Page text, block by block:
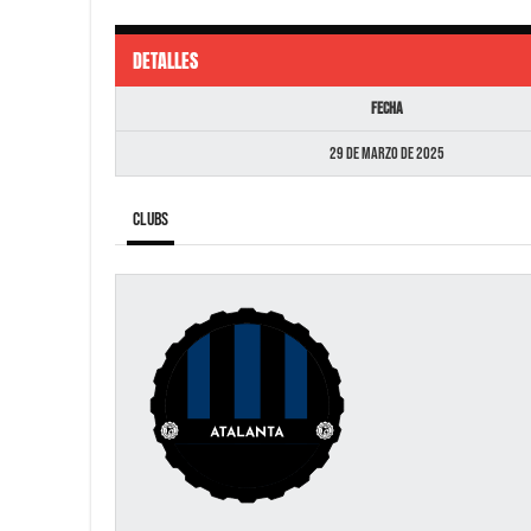
DETALLES
Fecha
29 de marzo de 2025
Clubs